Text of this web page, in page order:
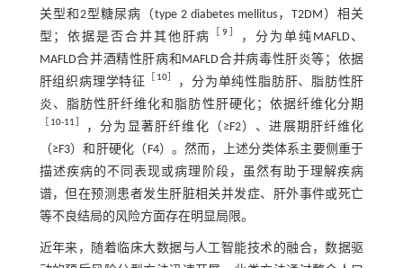
关型和2型糖尿病（type 2 diabetes mellitus，T2DM）相关
型；依据是否合并其他肝病
［9］
，分为单纯MAFLD、
MAFLD合并酒精性肝病和MAFLD合并病毒性肝炎等；依据
肝组织病理学特征
［ 10］
，分为单纯性脂肪肝、脂肪性肝
炎、脂肪性肝纤维化和脂肪性肝硬化；依据纤维化分期
［ 10-11］
，分为显著肝纤维化（≥F2）、进展期肝纤维化
（≥F3）和肝硬化（F4）。然而，上述分类体系主要侧重于
描述疾病的不同表现或病理阶段，虽然有助于理解疾病
谱，但在预测患者发生肝脏相关并发症、肝外事件或死亡
等不良结局的风险方面存在明显局限。
近年来，随着临床大数据与人工智能技术的融合，数据驱